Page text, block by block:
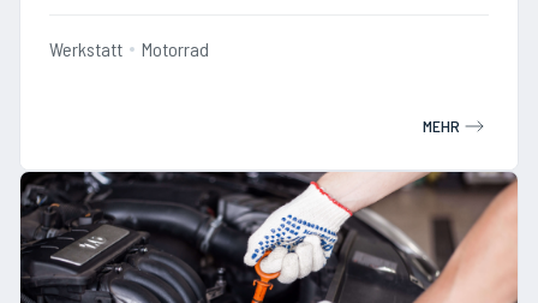
Werkstatt Motorrad
MEHR